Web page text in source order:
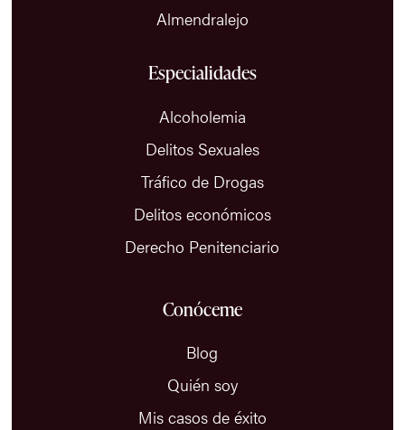
Almendralejo
Especialidades
Alcoholemia
Delitos Sexuales
Tráfico de Drogas
Delitos económicos
Derecho Penitenciario
Conóceme
Blog
Quién soy
Mis casos de éxito